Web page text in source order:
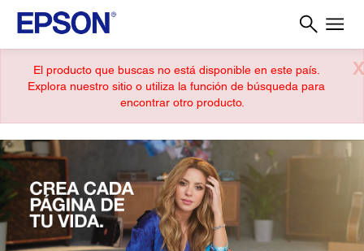
X
El producto que buscas no está disponible en este país.
Explora nuestro sitio o utiliza la función de búsqueda para
encontrar otro producto.